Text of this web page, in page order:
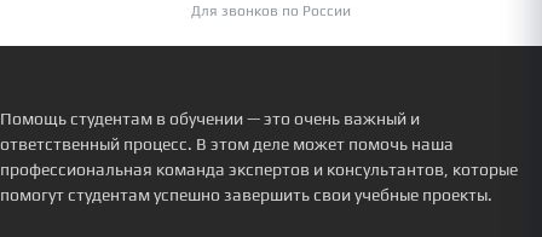
Для звонков по России
Помощь студентам в обучении — это очень важный и
ответственный процесс. В этом деле может помочь наша
профессиональная команда экспертов и консультантов, которые
помогут студентам успешно завершить свои учебные проекты.